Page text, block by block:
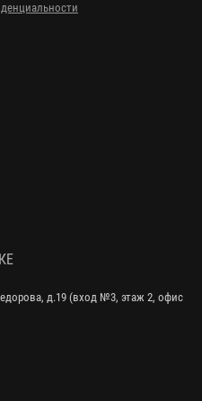
д.19 (вход №3, этаж 2, офис